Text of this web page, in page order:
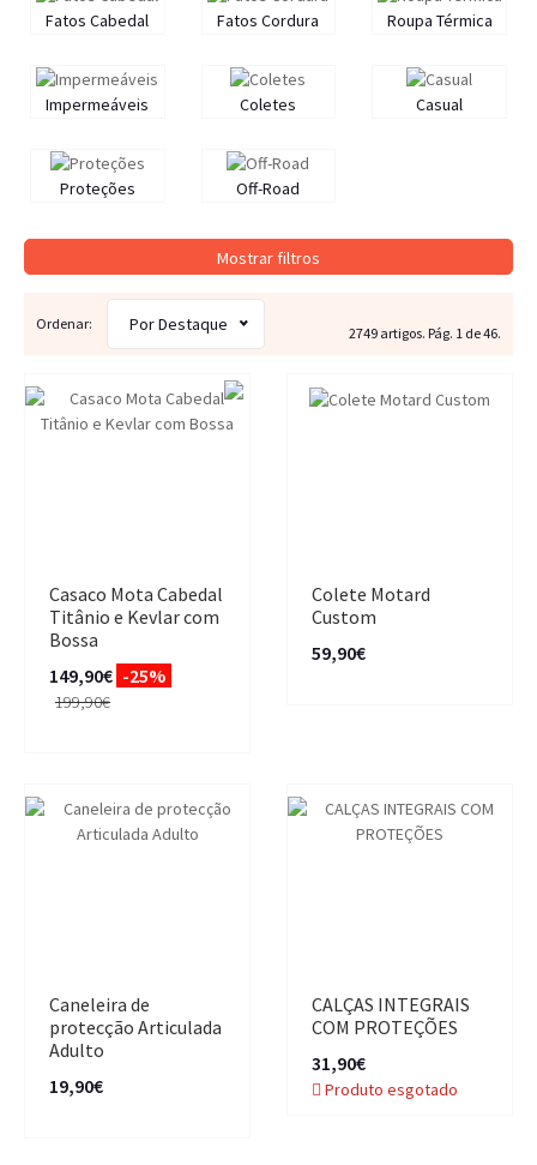
Fatos Cabedal Fatos Cordura Roupa Térmica
Impermeáveis Coletes Casual
Proteções Off-Road
Mostrar filtros
Ordenar: Por Destaque 2749 artigos. Pág. 1 de 46.
Casaco Mota Cabedal
Titânio e Kevlar com
Bossa
149,90€ -25%
199,90€
Colete Motard
Custom
59,90€
Caneleira de
protecção Articulada
Adulto
19,90€
CALÇAS INTEGRAIS
COM PROTEÇÕES
31,90€
Produto esgotado